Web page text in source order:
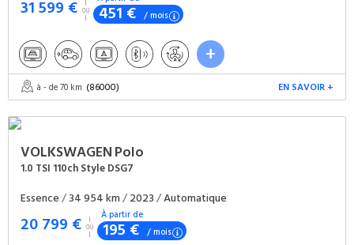
31 599 € 451 € / mois
à - de 70 km (86000) EN SAVOIR +
VOLKSWAGENPolo
1.0 TSI 110ch Style DSG7
Essence/34 954 km/2023/Automatique
20 799 € À partir de
195 € / mois